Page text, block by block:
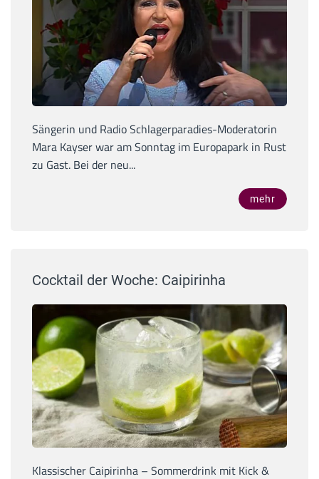
Sängerin und Radio Schlagerparadies-Moderatorin
Mara Kayser war am Sonntag im Europapark in Rust
zu Gast. Bei der neu...
mehr
Cocktail der Woche: Caipirinha
Klassischer Caipirinha – Sommerdrink mit Kick &